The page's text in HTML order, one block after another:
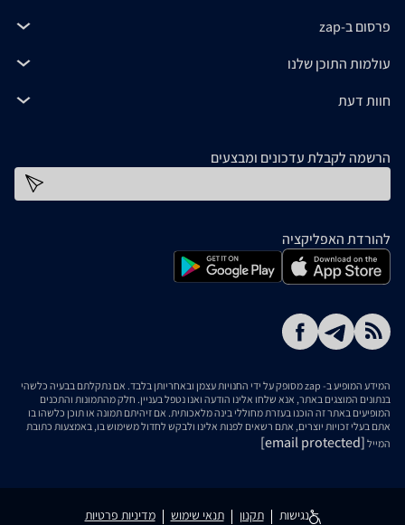
פרסום ב-zap
עולמות התוכן שלנו
חוות דעת
הרשמה לקבלת עדכונים ומבצעים
להורדת האפליקציה
המידע המופיע ב- zap מסופק על ידי החנויות עצמן ובאחריותן בלבד. אם נתקלתם בבעיה כלשהי
בנתונים המוצגים באתר, אנא שלחו אלינו הודעה ואנו נטפל בעניין. חלק מהתמונות והתכנים
המופיעים באתר זה הוכנו בעזרת מחוללי בינה מלאכותית. אם זיהיתם תמונה או תוכן כלשהו בו
אתם בעלי זכויות יוצרים, אתם רשאים לפנות אלינו ולבקש לחדול משימוש בו, באמצעות כתובת
המייל [email protected]
נגישות תקנון תנאי שימוש מדיניות פרטיות